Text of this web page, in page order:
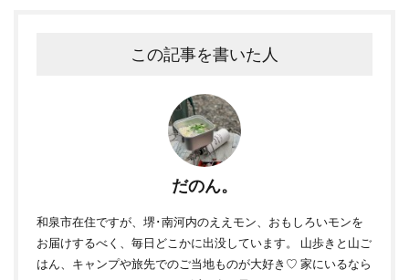
この記事を書いた人
だのん。
和泉市在住ですが、堺･南河内のええモン、おもしろいモンを
お届けするべく、毎日どこかに出没しています。 山歩きと山ご
はん、キャンプや旅先でのご当地ものが大好き♡ 家にいるなら